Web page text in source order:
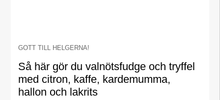
GOTT TILL HELGERNA!
Så här gör du valnötsfudge och tryffel
med citron, kaffe, kardemumma,
hallon och lakrits